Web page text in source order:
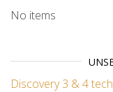
No items
Discovery 3 & 4